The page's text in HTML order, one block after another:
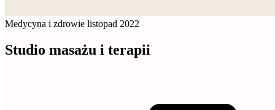
Medycyna i zdrowie listopad 2022
Studio masażu i terapii